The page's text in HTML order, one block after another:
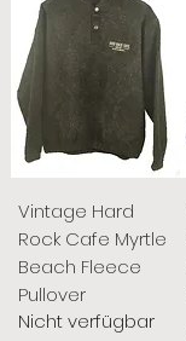
Vintage Hard
Rock Cafe Myrtle
Beach Fleece
Pullover
Nicht verfügbar